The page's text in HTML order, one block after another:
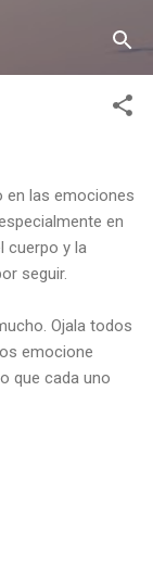
en las emociones
en
cuerpo y la
seguir.
Ojala todos
emocione
que cada uno